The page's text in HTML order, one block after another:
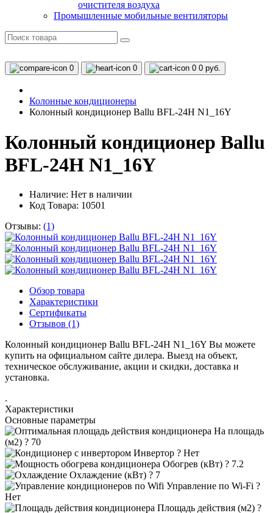
очистителя воздуха
Промышленные мобильные вентиляторы
0 0 0 0 руб.
Колонные кондиционеры
Колонный кондиционер Ballu BFL-24H N1_16Y
Колонный кондиционер Ballu
BFL-24H N1_16Y
Наличие: Нет в наличии
Код Товара: 10501
Отзывы: (1)
Обзор товара
Характеристики
Сертификаты
Отзывов (1)
Колонный кондиционер Ballu BFL-24H N1_16Y Вы можете
купить на официальном сайте дилера. Выезд на объект,
техническое обслуживание, акции и скидки, доставка и
установка.
.
Характеристики
Основные параметры
На площадь
(м2) ? 70
Инвертор ? Нет
Обогрев (кВт) ? 7.2
Охлаждение (кВт) ? 7
Управление по Wi-Fi ?
Нет
Площадь действия (м2) ?